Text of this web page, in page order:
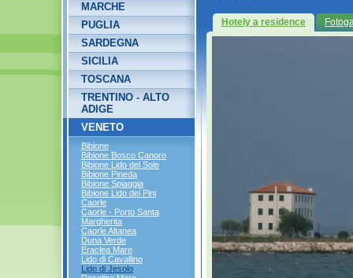
Hotely a residence
MARCHE
PUGLIA
SARDEGNA
SICILIA
TOSCANA
TRENTINO - ALTO
ADIGE
VENETO
Bibione
Bibione Bosco Canoro
Bibione Lido del Sole
Bibione Pineda
Bibione Spiaggia
Bibione Lido dei Pini
Caorle
Caorle - Porto Santa
Margherita
Caorle Altanea
Duna Verde
Eraclea Mare
Lido di Cavallino
Lido di Jesolo